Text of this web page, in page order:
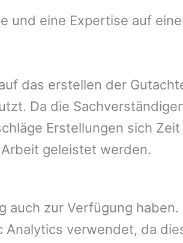
und eine Expertise auf
das erstellen der
Da die
Erstellungen sich
geleistet werden.
zur Verfügung haben.
Analytics verwendet, da